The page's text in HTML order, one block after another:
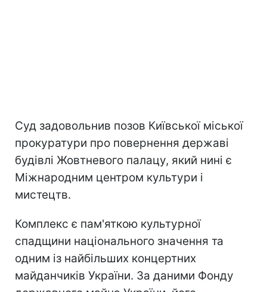
Суд задовольнив позов Київської міської
прокуратури про повернення державі
будівлі Жовтневого палацу, який нині є
Міжнародним центром культури і
мистецтв.
Комплекс є пам'яткою культурної
спадщини національного значення та
одним із найбільших концертних
майданчиків України. За даними Фонду